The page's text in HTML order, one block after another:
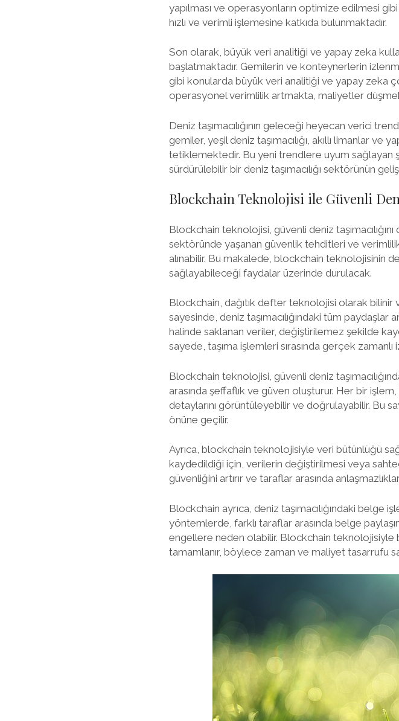
yapılması ve operasyonların optimize edilmesi
hızlı ve verimli işlemesine katkıda bulunmaktadır.
Son olarak, büyük veri analitiği ve yapay zeka
başlatmaktadır. Gemilerin ve konteynerlerin
gibi konularda büyük veri analitiği ve yapay zeka
operasyonel verimlilik artmakta, maliyetler
Deniz taşımacılığının geleceği heyecan verici
gemiler, yeşil deniz taşımacılığı, akıllı limanlar
tetiklemektedir. Bu yeni trendlere uyum sağlayan
sürdürülebilir bir deniz taşımacılığı sektörünün
Blockchain Teknolojisi ile Güvenli
Blockchain teknolojisi, güvenli deniz
sektöründe yaşanan güvenlik tehditleri ve
alınabilir. Bu makalede, blockchain teknolojisinin
sağlayabileceği faydalar üzerinde durulacak.
Blockchain, dağıtık defter teknolojisi olarak
sayesinde, deniz taşımacılığındaki tüm paydaşlar
halinde saklanan veriler, değiştirilemez şekilde
sayede, taşıma işlemleri sırasında gerçek
Blockchain teknolojisi, güvenli deniz
arasında şeffaflık ve güven oluşturur. Her bir
detaylarını görüntüleyebilir ve doğrulayabilir. Bu
önüne geçilir.
Ayrıca, blockchain teknolojisiyle veri bütünlüğü
kaydedildiği için, verilerin değiştirilmesi veya
güvenliğini artırır ve taraflar arasında
Blockchain ayrıca, deniz taşımacılığındaki belge
yöntemlerde, farklı taraflar arasında belge
engellere neden olabilir. Blockchain
tamamlanır, böylece zaman ve maliyet tasarrufu